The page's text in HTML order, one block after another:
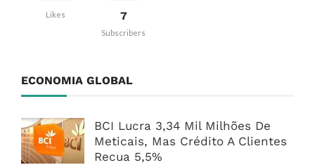
Likes 7
Subscribers
ECONOMIA GLOBAL
BCI Lucra 3,34 Mil Milhões De
Meticais, Mas Crédito A Clientes
Recua 5,5%